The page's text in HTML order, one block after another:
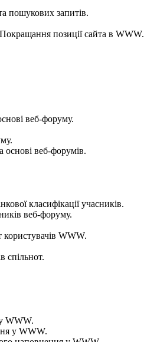
пошукових запитів.
позиції сайта в WWW.
веб-форуму.
основі веб-форумів.
класифікації учасників.
веб-форуму.
WWW.
спільнот.
WWW.
у WWW.